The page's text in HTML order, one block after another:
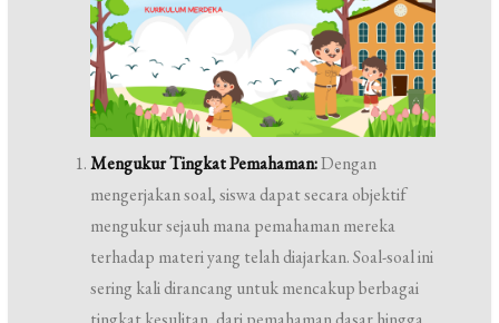
Mengukur Tingkat Pemahaman:Dengan
mengerjakan soal, siswa dapat secara objektif
mengukur sejauh mana pemahaman mereka
terhadap materi yang telah diajarkan. Soal-soal ini
sering kali dirancang untuk mencakup berbagai